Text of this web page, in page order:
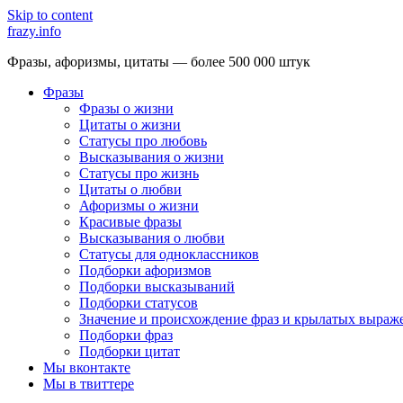
Skip to content
frazy.info
Фразы, афоризмы, цитаты — более 500 000 штук
Фразы
Фразы о жизни
Цитаты о жизни
Статусы про любовь
Высказывания о жизни
Статусы про жизнь
Цитаты о любви
Афоризмы о жизни
Красивые фразы
Высказывания о любви
Статусы для одноклассников
Подборки афоризмов
Подборки высказываний
Подборки статусов
Значение и происхождение фраз и крылатых
Подборки фраз
Подборки цитат
Мы вконтакте
Мы в твиттере